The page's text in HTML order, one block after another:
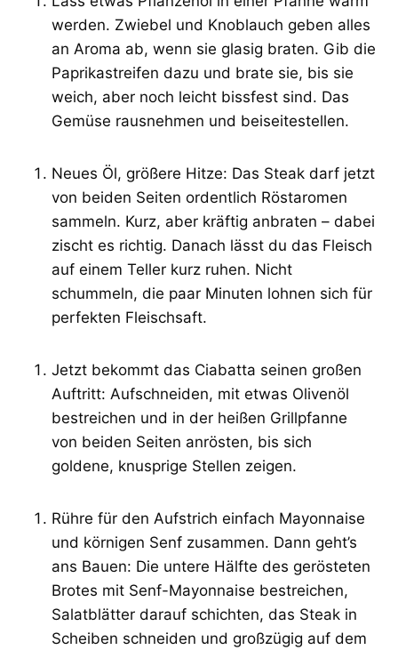
werden. Zwiebel und Knoblauch geben alles
an Aroma ab, wenn sie glasig braten. Gib die
Paprikastreifen dazu und brate sie, bis sie
weich, aber noch leicht bissfest sind. Das
Gemüse rausnehmen und beiseitestellen.
Neues Öl, größere Hitze: Das Steak darf jetzt
von beiden Seiten ordentlich Röstaromen
sammeln. Kurz, aber kräftig anbraten – dabei
zischt es richtig. Danach lässt du das Fleisch
auf einem Teller kurz ruhen. Nicht
schummeln, die paar Minuten lohnen sich für
perfekten Fleischsaft.
Jetzt bekommt das Ciabatta seinen großen
Auftritt: Aufschneiden, mit etwas Olivenöl
bestreichen und in der heißen Grillpfanne
von beiden Seiten anrösten, bis sich
goldene, knusprige Stellen zeigen.
Rühre für den Aufstrich einfach Mayonnaise
und körnigen Senf zusammen. Dann geht’s
ans Bauen: Die untere Hälfte des gerösteten
Brotes mit Senf-Mayonnaise bestreichen,
Salatblätter darauf schichten, das Steak in
Scheiben schneiden und großzügig auf dem